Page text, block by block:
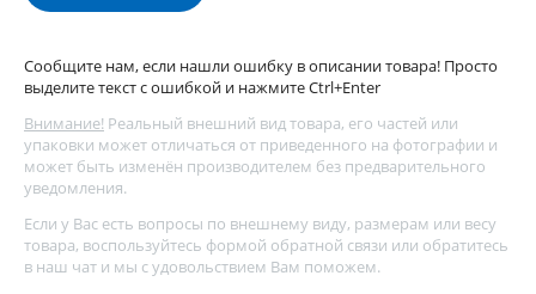
Сообщите нам, если нашли ошибку в описании товара! Просто
выделите текст с ошибкой и нажмите Ctrl+Enter
Внимание! Реальный внешний вид товара, его частей или
упаковки может отличаться от приведенного на фотографии и
может быть изменён производителем без предварительного
уведомления.
Если у Вас есть вопросы по внешнему виду, размерам или весу
товара, воспользуйтесь формой обратной связи или обратитесь
в наш чат и мы с удовольствием Вам поможем.